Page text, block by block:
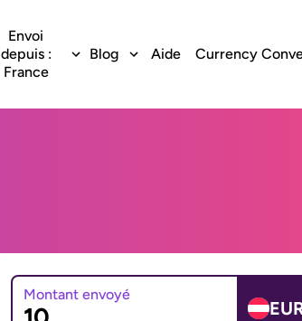
Envoi
depuis :
France
Blog Aide Currency
Montant envoyé